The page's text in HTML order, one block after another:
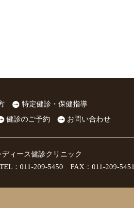
特定健診・保健指導
健診のご予約 お問い合わせ
ィース健診クリニック
：011-209-5450 FAX：011-209-5451